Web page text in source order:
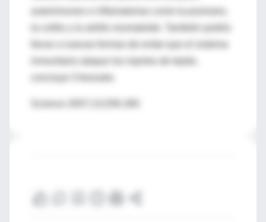
inmunitario ataque los injertos de tejido,